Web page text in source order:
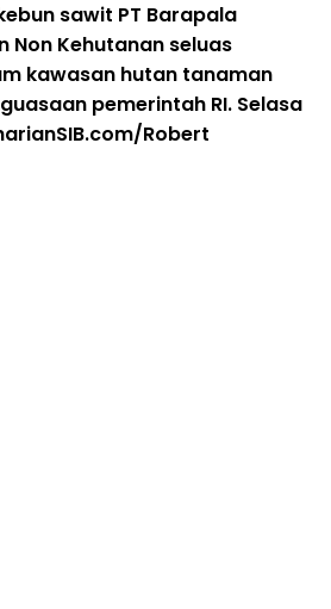
sawit PT Barapala
Non Kehutanan seluas
kawasan hutan tanaman
pemerintah RI. Selasa
Robert